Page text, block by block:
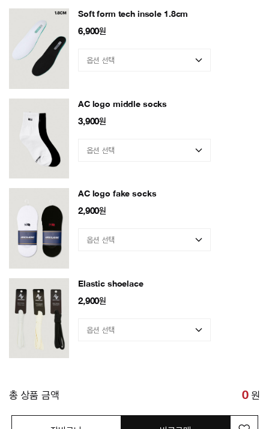
Soft form tech insole 1.8cm
6,900원
AC logo middle socks
3,900원
AC logo fake socks
2,900원
Elastic shoelace
2,900원
총 상품 금액 0 원